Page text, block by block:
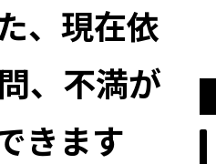
、現在依
、不満が
きます